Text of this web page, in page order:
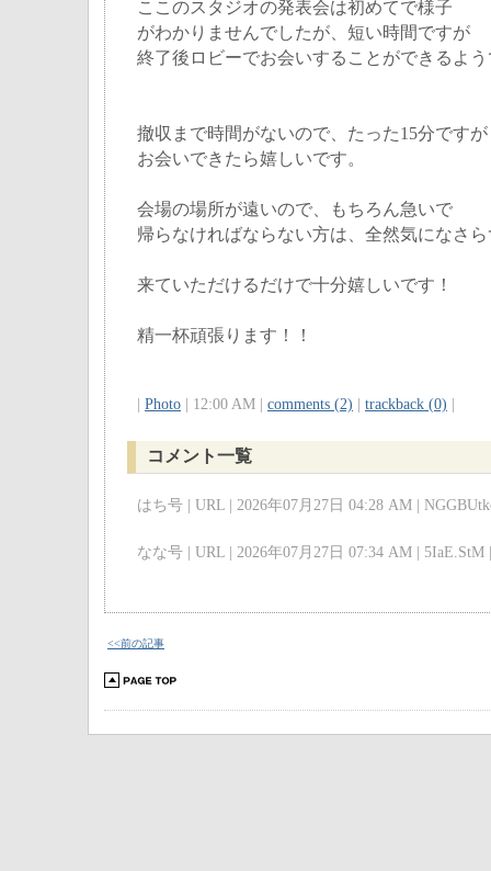
ここのスタジオの発表会は初めてで様子
がわかりませんでしたが、短い時間ですが
終了後ロビーでお会いすることができるよ
撤収まで時間がないので、たった15分ですが
お会いできたら嬉しいです。
会場の場所が遠いので、もちろん急いで
帰らなければならない方は、全然気になさ
来ていただけるだけで十分嬉しいです！
精一杯頑張ります！！
Photo | 12:00 AM | comments (2) trackback (0)
コメント一覧
はち号 | URL | 2026年07月27日 04:28 AM |
なな号 | URL | 2026年07月27日 07:34 AM | 5IaE.StM |
<<前の記事